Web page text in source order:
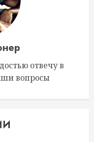
отвечу в
вопросы